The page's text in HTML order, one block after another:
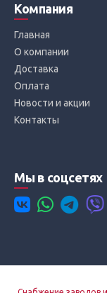
Компания
Главная
О компании
Доставка
Оплата
Новости и акции
Контакты
Мы в соцсетях